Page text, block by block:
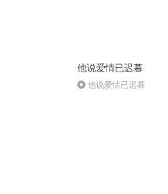
他说爱情已迟暮
他说爱情已迟暮